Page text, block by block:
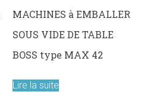
MACHINES à EMBALLER
SOUS VIDE DE TABLE
BOSS type MAX 42
Lire la suite